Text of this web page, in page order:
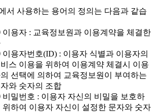
서 사용하는 용어의 정의는 다음과 같습
용자 : 교육정보원과 이용계약을 체결한
용자번호(ID) : 이용자 식별과 이용자의
스 이용을 위하여 이용계약 체결시 이용
선택에 의하여 교육정보원이 부여하는
와 숫자의 조합
밀번호 : 이용자 자신의 비밀을 보호하
위하여 이용자 자신이 설정한 문자와 숫자